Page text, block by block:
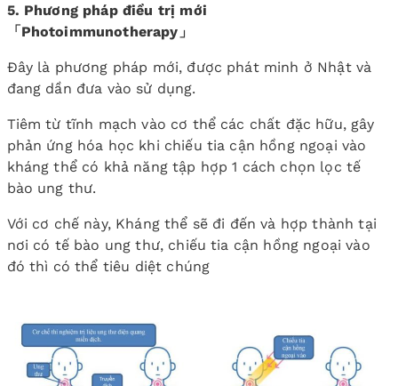
5. Phương pháp điều trị mới
「Photoimmunotherapy」
Đây là phương pháp mới, được phát minh ở Nhật và
đang dần đưa vào sử dụng.
Tiêm từ tĩnh mạch vào cơ thể các chất đặc hữu, gây
phản ứng hóa học khi chiếu tia cận hồng ngoại vào
kháng thể có khả năng tập hợp 1 cách chọn lọc tế
bào ung thư.
Với cơ chế này, Kháng thể sẽ đi đến và hợp thành tại
nơi có tế bào ung thư, chiếu tia cận hồng ngoại vào
đó thì có thể tiêu diệt chúng